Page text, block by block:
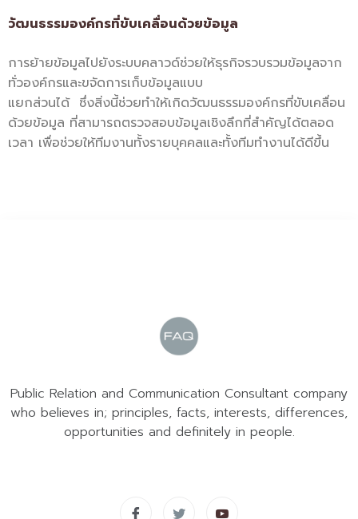
วัฒนธรรมองค์กรที่ขับเคลื่อนด้วยข้อมูล
การย้ายข้อมูลไปยังระบบคลาวด์ช่วยให้ธุรกิจรวบรวมข้อมูลจาก
ทั่วองค์กรและขจัดการเก็บข้อมูลแบบ
แยกส่วนได้ ซึ่งสิ่งนี้ช่วยทำให้เกิดวัฒนธรรมองค์กรที่ขับเคลื่อน
ด้วยข้อมูล ที่สามารถตรวจสอบข้อมูลเชิงลึกที่สำคัญได้ตลอด
เวลา เพื่อช่วยให้ทีมงานทั้งรายบุคคลและทั้งทีมทำงานได้ดีขึ้น
Public Relation and Communication Consultant company
who believes in; principles, facts, interests, differences,
opportunities and definitely in people.